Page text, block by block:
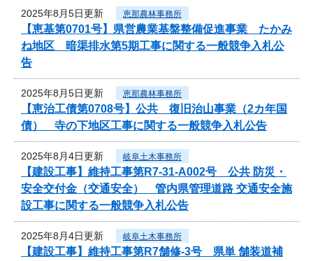
2025年8月5日更新 恵那農林事務所
【恵基第0701号】県営農業基盤整備促進事業 たかみ
ね地区 暗渠排水第5期工事に関する一般競争入札公
告
2025年8月5日更新 恵那農林事務所
【恵治工債第0708号】公共 復旧治山事業（2カ年国
債） 寺の下地区工事に関する一般競争入札公告
2025年8月4日更新 岐阜土木事務所
【建設工事】維持工事第R7-31-A002号 公共 防災・
安全交付金（交通安全） 管内県管理道路 交通安全施
設工事に関する一般競争入札公告
2025年8月4日更新 岐阜土木事務所
【建設工事】維持工事第R7舗修-3号 県単 舗装道補